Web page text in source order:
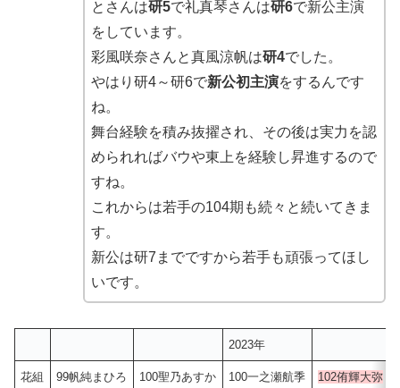
とさんは研5で礼真琴さんは研6で新公主演
をしています。
彩風咲奈さんと真風涼帆は研4でした。
やはり研4～研6で新公初主演をするんです
ね。
舞台経験を積み抜擢され、その後は実力を認
められればバウや東上を経験し昇進するので
すね。
これからは若手の104期も続々と続いてきま
す。
新公は研7までですから若手も頑張ってほし
いです。
2023年
花組 99帆純まひろ 100聖乃あすか 100一之瀬航季 102侑輝大弥